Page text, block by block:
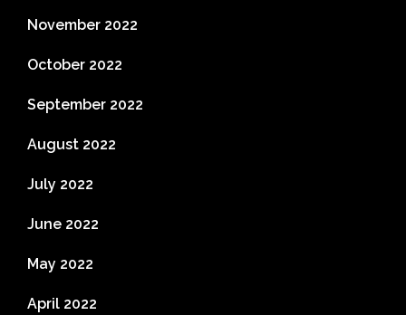
November 2022
October 2022
September 2022
August 2022
July 2022
June 2022
May 2022
April 2022